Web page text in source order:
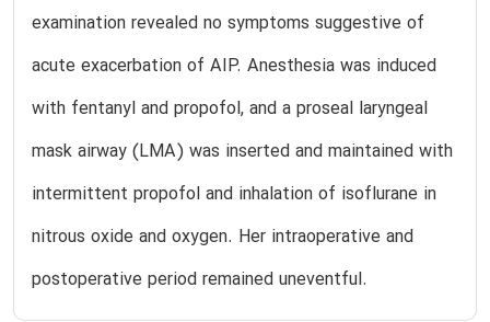
examination revealed no symptoms suggestive of
acute exacerbation of AIP. Anesthesia was induced
with fentanyl and propofol, and a proseal laryngeal
mask airway (LMA) was inserted and maintained with
intermittent propofol and inhalation of isoflurane in
nitrous oxide and oxygen. Her intraoperative and
postoperative period remained uneventful.